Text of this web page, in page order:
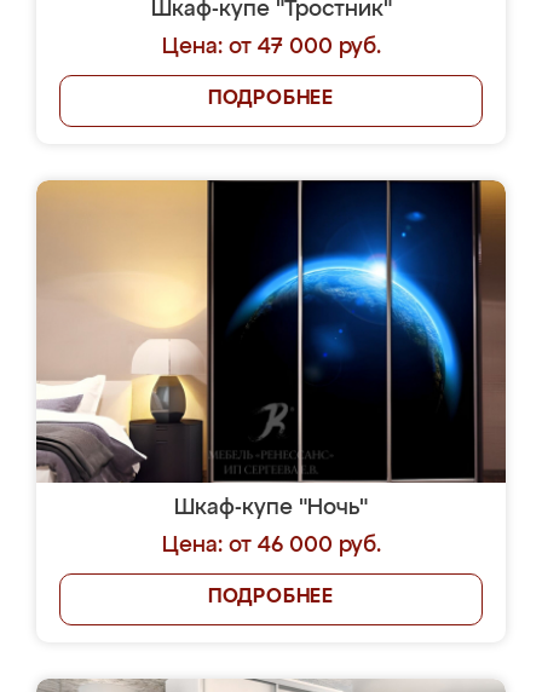
Шкаф-купе "Тростник"
Цена: от 47 000 руб.
ПОДРОБНЕЕ
Шкаф-купе "Ночь"
Цена: от 46 000 руб.
ПОДРОБНЕЕ